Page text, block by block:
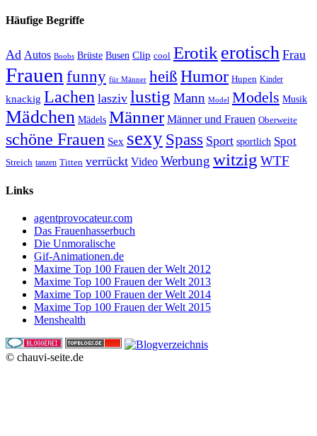
Häufige Begriffe
Ad Autos Boobs Brüste Busen Clip cool Erotik erotisch Frau
Frauen funny für Männer heiß Humor Hupen Kinder
knackig Lachen lasziv lustig Mann Model Models Musik
Mädchen Mädels Männer Männer und Frauen Oberweite
schöne Frauen Sex sexy Spass Sport sportlich Spot
Streich tanzen Titten verrückt Video Werbung witzig WTF
Links
agentprovocateur.com
Das Frauenhasserbuch
Die Unmoralische
Gif-Animationen.de
Maxime Top 100 Frauen der Welt 2012
Maxime Top 100 Frauen der Welt 2013
Maxime Top 100 Frauen der Welt 2014
Maxime Top 100 Frauen der Welt 2015
Menshealth
© chauvi-seite.de